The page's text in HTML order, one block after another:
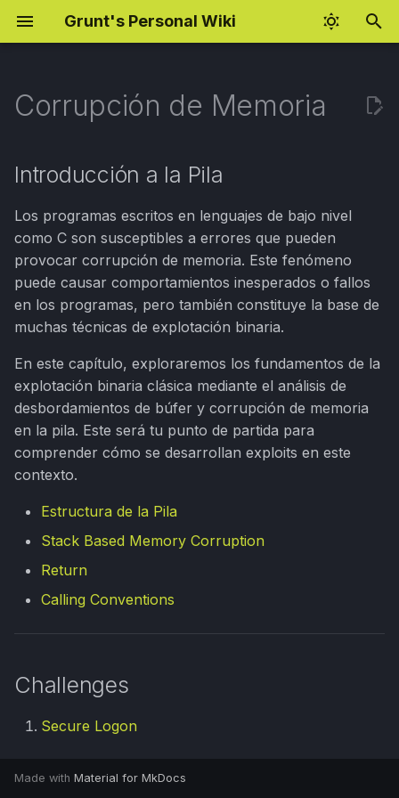
Grunt's Personal Wiki
i
a
i
d
b
e
Fundamentos de
CVE-2026-42980 WMI
Underflow (EN)
CVE-2026-42980 WMI
Underflow (ES)
OSCP Preparation
Windows Hacking
PrivEsc Cheatsheet
Havoc C2 101
DNS Spoofing
Subdomain Enumeration
Cloud Hacking
AWS Enumeration
AWS Attacking
AppSec KPI & Metrics
Bug Bounty Resources
BSCP Preparation
BSCP Practitioner Labs
OAuth Hijacking Notes
Rust Programming
Rust: Closures
Rust: Smart Pointers
AI for Red Teaming
AI Fundamentals
Naive Bayes
Apuntes universitarios
Android Pentesting Setup
BurpSuite Regex
Cheatsheet
Jobs Interview Tips
Gaming Settings
XSS Payloads
Corrupción de Memoria
Introducción a la Pila
Los programas escritos en lenguajes de bajo nivel
como C son susceptibles a errores que pueden
provocar corrupción de memoria. Este fenómeno
puede causar comportamientos inesperados o fallos
en los programas, pero también constituye la base de
muchas técnicas de explotación binaria.
En este capítulo, exploraremos los fundamentos de la
explotación binaria clásica mediante el análisis de
desbordamientos de búfer y corrupción de memoria
en la pila. Este será tu punto de partida para
comprender cómo se desarrollan exploits en este
contexto.
Estructura de la Pila
Stack Based Memory Corruption
Return
Calling Conventions
Challenges
Secure Logon
Made with Material for MkDocs